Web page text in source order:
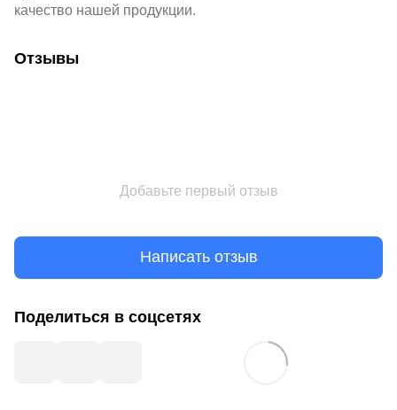
качество нашей продукции.
Отзывы
Добавьте первый отзыв
Написать отзыв
Поделиться в соцсетях